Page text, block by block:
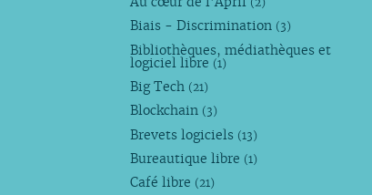
Biais - Discrimination (3)
Bibliothèques, médiathèques et
logiciel libre (1)
Big Tech (21)
Blockchain (3)
Brevets logiciels (13)
Bureautique libre (1)
Café libre (21)